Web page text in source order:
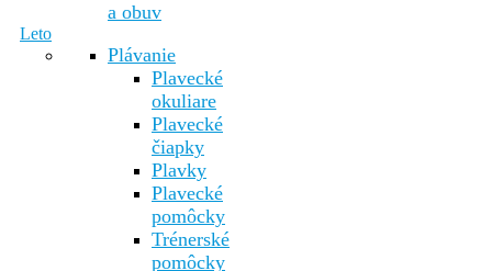
a obuv
Leto
Plávanie
Plavecké
okuliare
Plavecké
čiapky
Plavky
Plavecké
pomôcky
Trénerské
pomôcky